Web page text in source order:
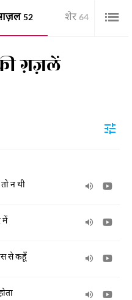
ग़ज़ल 52 शेर 64
ग़ज़लें
न थी
में
से कहूँ